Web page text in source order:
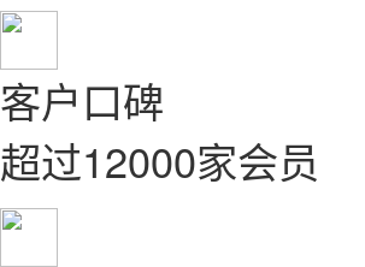
客户口碑
超过12000家会员